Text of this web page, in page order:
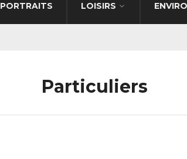
PORTRAITS LOISIRS
Particuliers